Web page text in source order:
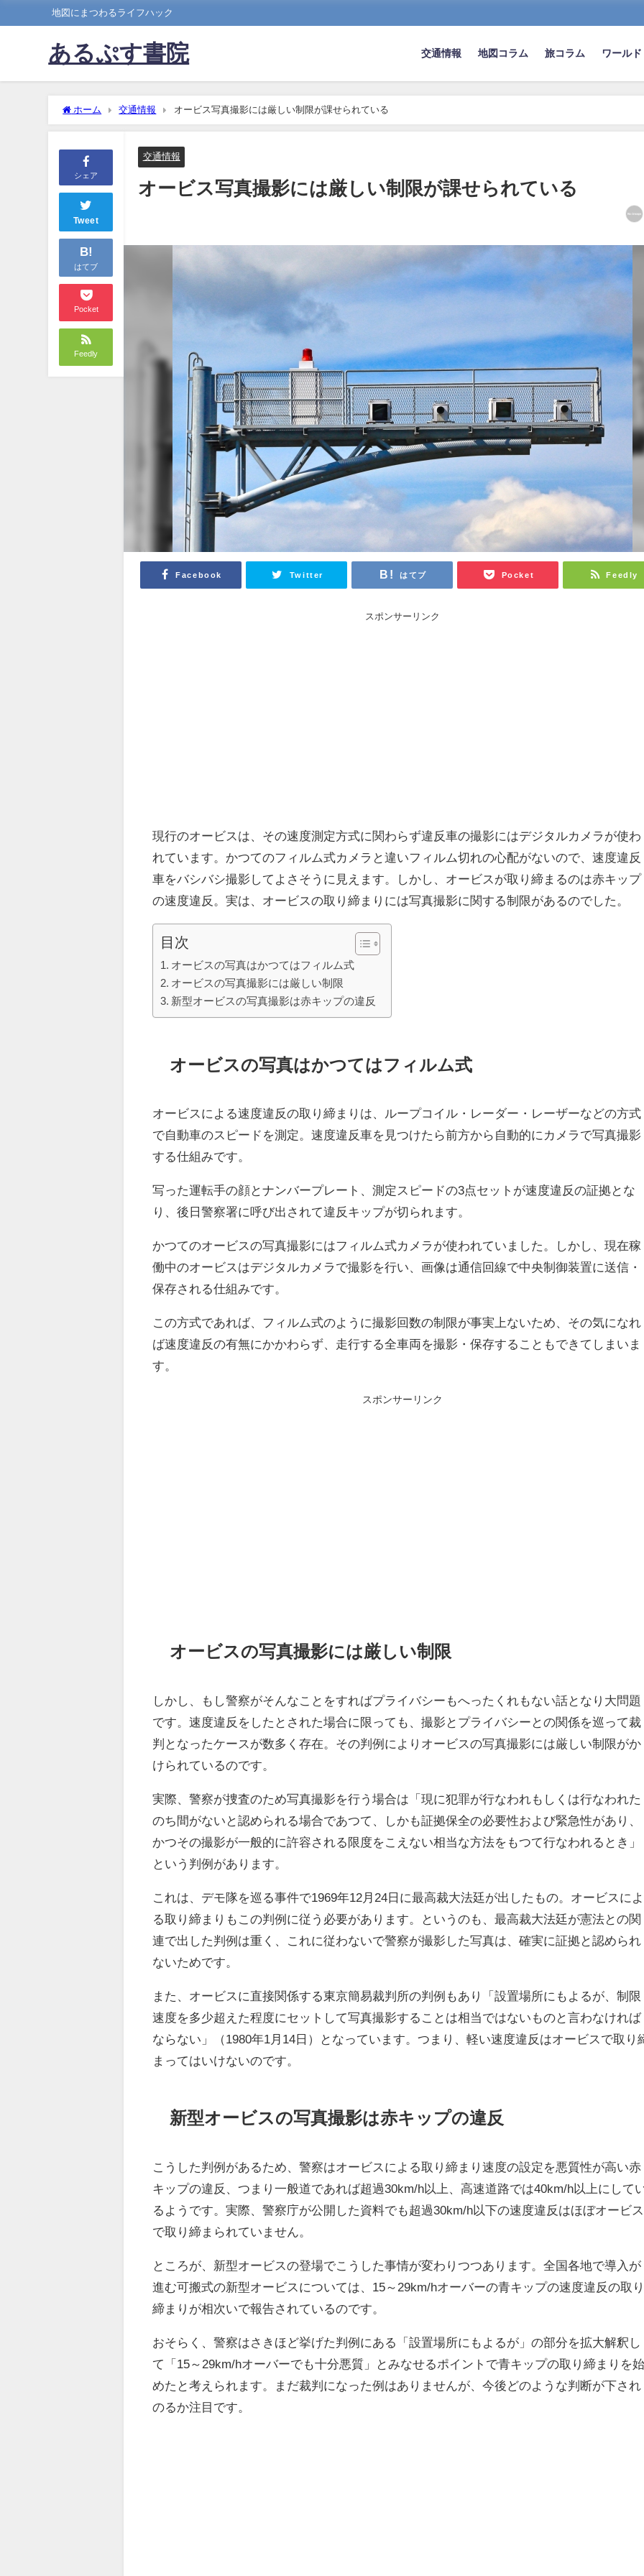
地図にまつわるライフハック
あるぷす書院 交通情報 地図コラム 旅コラム ワールド
ホーム 交通情報 オービス写真撮影には厳しい制限が課せられている
シェア
Tweet
B!
はてブ
Pocket
Feedly
交通情報
オービス写真撮影には厳しい制限が課せられている
Facebook Twitter はてブ Pocket Feedly
スポンサーリンク
現行のオービスは、その速度測定方式に関わらず違反車の撮影にはデジタルカメラが使わ
れています。かつてのフィルム式カメラと違いフィルム切れの心配がないので、速度違反
車をバシバシ撮影してよさそうに見えます。しかし、オービスが取り締まるのは赤キップ
の速度違反。実は、オービスの取り締まりには写真撮影に関する制限があるのでした。
目次
オービスの写真はかつてはフィルム式
オービスの写真撮影には厳しい制限
新型オービスの写真撮影は赤キップの違反
オービスの写真はかつてはフィルム式
オービスによる速度違反の取り締まりは、ループコイル・レーダー・レーザーなどの方式
で自動車のスピードを測定。速度違反車を見つけたら前方から自動的にカメラで写真撮影
する仕組みです。
写った運転手の顔とナンバープレート、測定スピードの3点セットが速度違反の証拠とな
り、後日警察署に呼び出されて違反キップが切られます。
かつてのオービスの写真撮影にはフィルム式カメラが使われていました。しかし、現在稼
働中のオービスはデジタルカメラで撮影を行い、画像は通信回線で中央制御装置に送信・
保存される仕組みです。
この方式であれば、フィルム式のように撮影回数の制限が事実上ないため、その気になれ
ば速度違反の有無にかかわらず、走行する全車両を撮影・保存することもできてしまいま
す。
スポンサーリンク
オービスの写真撮影には厳しい制限
しかし、もし警察がそんなことをすればプライバシーもへったくれもない話となり大問題
です。速度違反をしたとされた場合に限っても、撮影とプライバシーとの関係を巡って裁
判となったケースが数多く存在。その判例によりオービスの写真撮影には厳しい制限がか
けられているのです。
実際、警察が捜査のため写真撮影を行う場合は「現に犯罪が行なわれもしくは行なわれた
のち間がないと認められる場合であつて、しかも証拠保全の必要性および緊急性があり、
かつその撮影が一般的に許容される限度をこえない相当な方法をもつて行なわれるとき」
という判例があります。
これは、デモ隊を巡る事件で1969年12月24日に最高裁大法廷が出したもの。オービスによ
る取り締まりもこの判例に従う必要があります。というのも、最高裁大法廷が憲法との関
連で出した判例は重く、これに従わないで警察が撮影した写真は、確実に証拠と認められ
ないためです。
また、オービスに直接関係する東京簡易裁判所の判例もあり「設置場所にもよるが、制限
速度を多少超えた程度にセットして写真撮影することは相当ではないものと言わなければ
ならない」（1980年1月14日）となっています。つまり、軽い速度違反はオービスで取り
まってはいけないのです。
新型オービスの写真撮影は赤キップの違反
こうした判例があるため、警察はオービスによる取り締まり速度の設定を悪質性が高い赤
キップの違反、つまり一般道であれば超過30km/h以上、高速道路では40km/h以上にして
るようです。実際、警察庁が公開した資料でも超過30km/h以下の速度違反はほぼオービス
で取り締まられていません。
ところが、新型オービスの登場でこうした事情が変わりつつあります。全国各地で導入が
進む可搬式の新型オービスについては、15～29km/hオーバーの青キップの速度違反の取
締まりが相次いで報告されているのです。
おそらく、警察はさきほど挙げた判例にある「設置場所にもよるが」の部分を拡大解釈し
て「15～29km/hオーバーでも十分悪質」とみなせるポイントで青キップの取り締まりを
めたと考えられます。まだ裁判になった例はありませんが、今後どのような判断が下され
のるか注目です。